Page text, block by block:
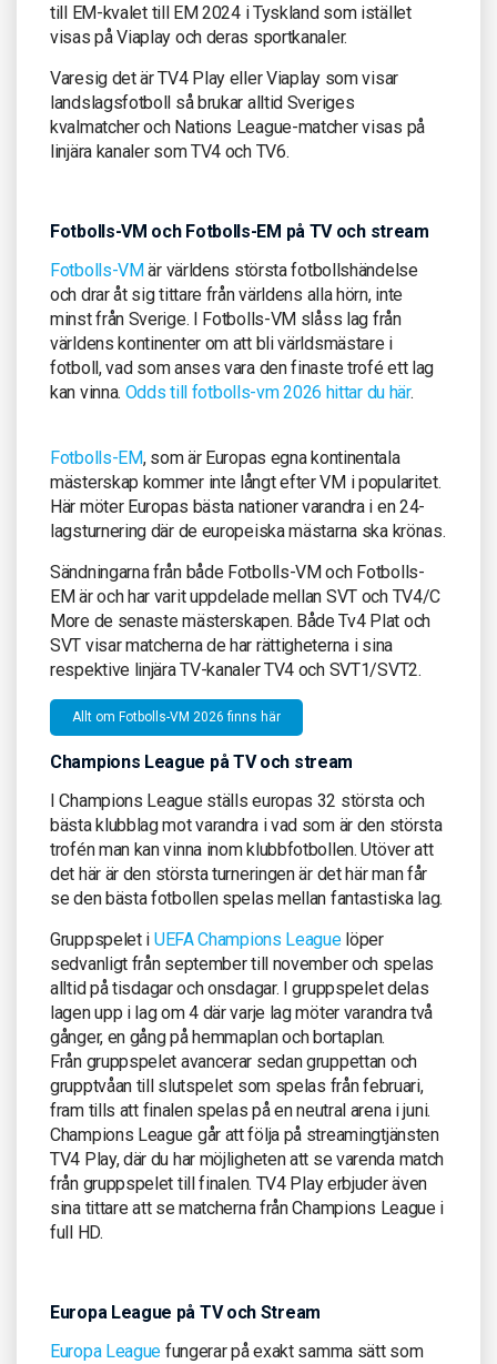
till EM-kvalet till EM 2024 i Tyskland som istället
visas på Viaplay och deras sportkanaler.
Varesig det är TV4 Play eller Viaplay som visar
landslagsfotboll så brukar alltid Sveriges
kvalmatcher och Nations League-matcher visas på
linjära kanaler som TV4 och TV6.
Fotbolls-VM och Fotbolls-EM på TV och stream
Fotbolls-VMär världens största fotbollshändelse
och drar åt sig tittare från världens alla hörn, inte
minst från Sverige. I Fotbolls-VM slåss lag från
världens kontinenter om att bli världsmästare i
fotboll, vad som anses vara den finaste trofé ett lag
kan vinna. Odds till fotbolls-vm 2026 hittar du här.
Fotbolls-EM, som är Europas egna kontinentala
mästerskap kommer inte långt efter VM i popularitet.
Här möter Europas bästa nationer varandra i en 24-
lagsturnering där de europeiska mästarna ska krönas.
Sändningarna från både Fotbolls-VM och Fotbolls-
EM är och har varit uppdelade mellan SVT och TV4/C
More de senaste mästerskapen. Både Tv4 Plat och
SVT visar matcherna de har rättigheterna i sina
respektive linjära TV-kanaler TV4 och SVT1/SVT2.
Allt om Fotbolls-VM 2026 finns här
Champions League på TV och stream
I Champions League ställs europas 32 största och
bästa klubblag mot varandra i vad som är den största
trofén man kan vinna inom klubbfotbollen. Utöver att
det här är den största turneringen är det här man får
se den bästa fotbollen spelas mellan fantastiska lag.
Gruppspelet i UEFA Champions Leaguelöper
sedvanligt från september till november och spelas
alltid på tisdagar och onsdagar. I gruppspelet delas
lagen upp i lag om 4 där varje lag möter varandra två
gånger, en gång på hemmaplan och bortaplan.
Från gruppspelet avancerar sedan gruppettan och
grupptvåan till slutspelet som spelas från februari,
fram tills att finalen spelas på en neutral arena i juni.
Champions League går att följa på streamingtjänsten
TV4 Play, där du har möjligheten att se varenda match
från gruppspelet till finalen. TV4 Play erbjuder även
sina tittare att se matcherna från Champions League i
full HD.
Europa League på TV och Stream
Europa League fungerar på exakt samma sätt som